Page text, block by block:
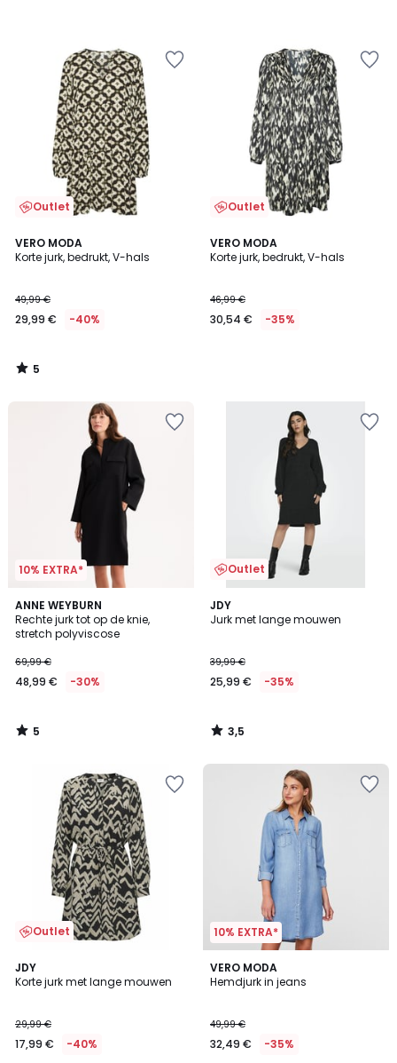
Outlet
VERO MODA
Korte jurk, bedrukt, V-hals
49,99 €
29,99 € -40%
5
/
5
/
Outlet
VERO MODA
Korte jurk, bedrukt, V-hals
46,99 €
30,54 € -35%
10% EXTRA*
ANNE WEYBURN
Rechte jurk tot op de knie,
stretch polyviscose
69,99 €
48,99 € -30%
5
/
5
5
/
Outlet
JDY
Jurk met lange mouwen
39,99 €
25,99 € -35%
3,5
/ 5
3,5
/
Outlet
JDY
Korte jurk met lange mouwen
29,99 €
17,99 € -40%
4
/
10% EXTRA*
VERO MODA
Hemdjurk in jeans
49,99 €
32,49 € -35%
4,5
/ 5